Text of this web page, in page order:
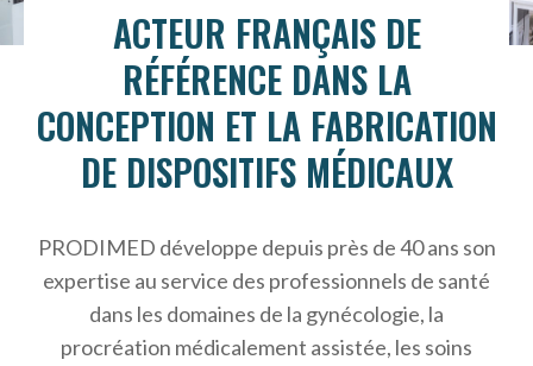
ACTEUR FRANÇAIS DE
RÉFÉRENCE DANS LA
CONCEPTION ET LA FABRICATION
DE DISPOSITIFS MÉDICAUX
PRODIMED développe depuis près de 40 ans son
expertise au service des professionnels de santé
dans les domaines de la gynécologie, la
procréation médicalement assistée, les soins